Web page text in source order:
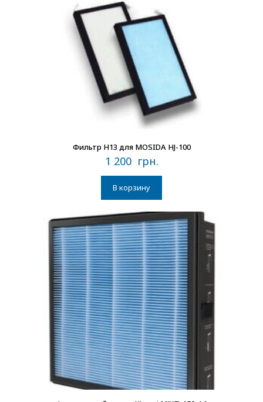
В наличии
Фильтр H13 для MOSIDA HJ-100
1 200 грн.
В корзину
В наличии